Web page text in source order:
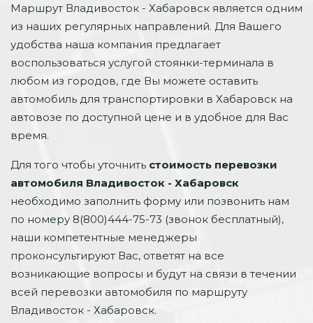
Маршрут Владивосток - Хабаровск является одним
из наших регулярных направлений. Для Вашего
удобства наша компания предлагает
воспользоваться услугой стоянки-терминала в
любом из городов, где Вы можете оставить
автомобиль для транспортировки в Хабаровск на
автовозе по доступной цене и в удобное для Вас
время.
Для того чтобы уточнить стоимость перевозки
автомобиля Владивосток - Хабаровск
необходимо заполнить форму или позвонить нам
по номеру 8(800)444-75-73 (звонок бесплатный),
наши компетентные менеджеры
проконсультируют Вас, ответят на все
возникающие вопросы и будут на связи в течении
всей перевозки автомобиля по маршруту
Владивосток - Хабаровск.